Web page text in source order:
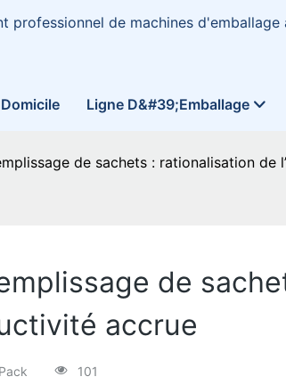
professionnel de machines
Domicile Ligne D&#39;emballage
de sachets : rationalisation
de
accrue
101